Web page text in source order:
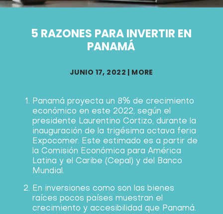
5 RAZONES PARA INVERTIR EN
PANAMÁ
JUNIO 17, 2022 | MORE
Panamá proyecta un 8% de crecimiento
económico en este 2022, según el
presidente Laurentino Cortizo, durante la
inauguración de la trigésima octava feria
Expocomer. Este estimado es a partir de
la Comisión Económica para América
Latina y el Caribe (Cepal) y del Banco
Mundial.
En inversiones como son las bienes
raíces pocos países muestran el
crecimiento y accesibilidad que Panamá.